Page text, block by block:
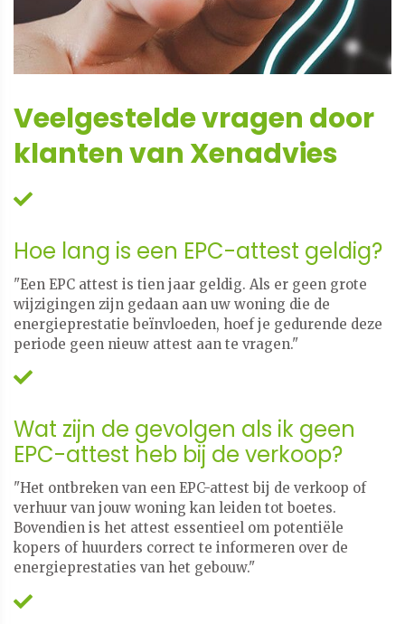
Veelgestelde vragen door
klanten van Xenadvies
Hoe lang is een EPC-attest geldig?
"Een EPC attest is tien jaar geldig. Als er geen grote
wijzigingen zijn gedaan aan uw woning die de
energieprestatie beïnvloeden, hoef je gedurende deze
periode geen nieuw attest aan te vragen."
Wat zijn de gevolgen als ik geen
EPC-attest heb bij de verkoop?
"Het ontbreken van een EPC-attest bij de verkoop of
verhuur van jouw woning kan leiden tot boetes.
Bovendien is het attest essentieel om potentiële
kopers of huurders correct te informeren over de
energieprestaties van het gebouw."